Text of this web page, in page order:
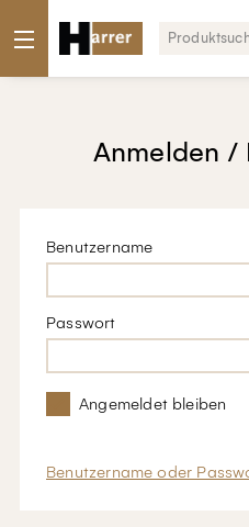
Anmelden /
Benutzername
Passwort
Angemeldet bleiben
Benutzername oder